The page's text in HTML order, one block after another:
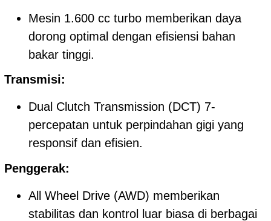
Mesin 1.600 cc turbo memberikan daya
dorong optimal dengan efisiensi bahan
bakar tinggi.
Transmisi:
Dual Clutch Transmission (DCT) 7-
percepatan untuk perpindahan gigi yang
responsif dan efisien.
Penggerak:
All Wheel Drive (AWD) memberikan
stabilitas dan kontrol luar biasa di berbagai